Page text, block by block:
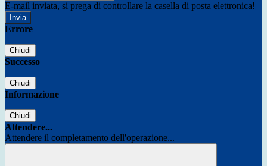
E-mail inviata, si prega di controllare la casella di posta elettronica!
Errore
Chiudi
Successo
Chiudi
Informazione
Chiudi
Attendere...
Attendere il completamento dell'operazione...